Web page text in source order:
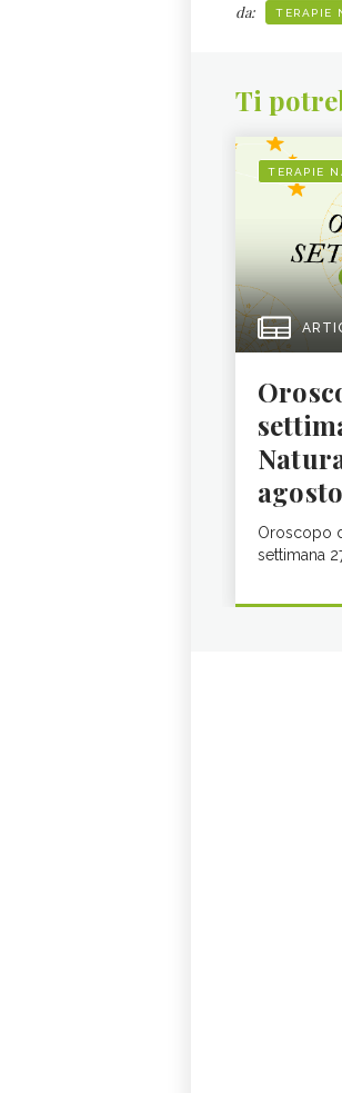
da: TERAPIE
Ti
TERAPIE
Oroscopo
settimana